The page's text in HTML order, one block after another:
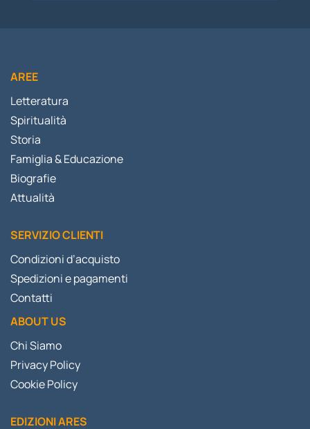
AREE
Letteratura
Spiritualità
Storia
Famiglia & Educazione
Biografie
Attualità
SERVIZIO CLIENTI
Condizioni d’acquisto
Spedizioni e pagamenti
Contatti
ABOUT US
Chi Siamo
Privacy Policy
Cookie Policy
EDIZIONI ARES